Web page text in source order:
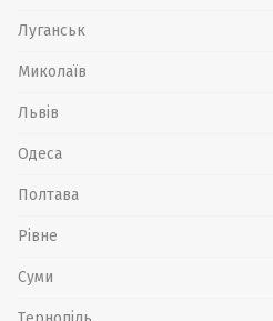
Луганськ
Миколаїв
Львів
Одеса
Полтава
Рівне
Суми